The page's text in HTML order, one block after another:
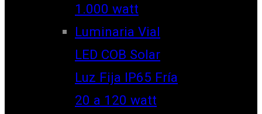
1.000 watt
Luminaria Vial
LED COB Solar
Luz Fija IP65 Fría
20 a 120 watt